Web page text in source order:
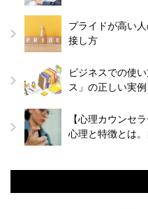
プライドが高い
接し方
ビジネスでの使
ス」の正しい実
【心理カウンセ
心理と特徴とは